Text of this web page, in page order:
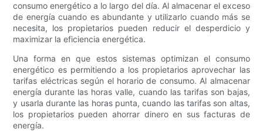
consumo energético a lo largo del día. Al almacenar el exceso
de energía cuando es abundante y utilizarlo cuando más se
necesita, los propietarios pueden reducir el desperdicio y
maximizar la eficiencia energética.
Una forma en que estos sistemas optimizan el consumo
energético es permitiendo a los propietarios aprovechar las
tarifas eléctricas según el horario de consumo. Al almacenar
energía durante las horas valle, cuando las tarifas son bajas,
y usarla durante las horas punta, cuando las tarifas son altas,
los propietarios pueden ahorrar dinero en sus facturas de
energía.